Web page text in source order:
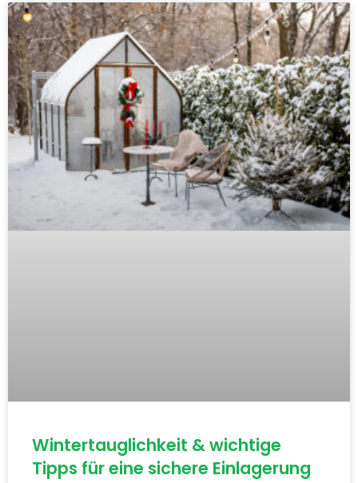
Wintertauglichkeit & wichtige
Tipps für eine sichere Einlagerung